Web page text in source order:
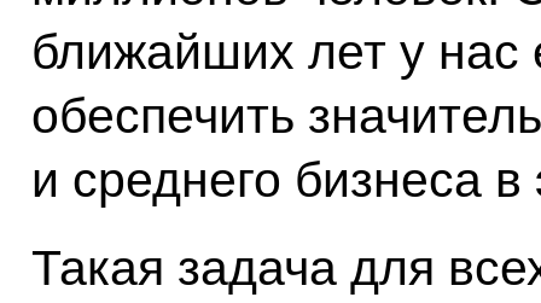
ближайших лет у нас
обеспечить
и среднего бизнеса в
Такая задача для